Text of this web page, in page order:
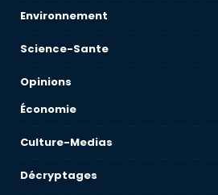
Environnement
Science-Sante
Opinions
Économie
Culture-Medias
Décryptages